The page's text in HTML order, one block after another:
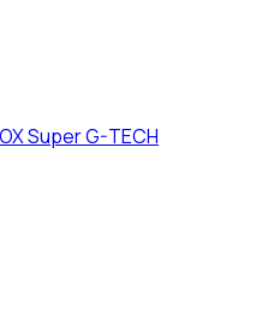
Super G-TECH